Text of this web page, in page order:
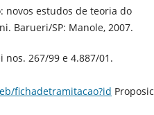
novos estudos de teoria do
Barueri/SP: Manole, 2007.
nos. 267/99 e 4.887/01.
fichadetramitacao?id Proposic